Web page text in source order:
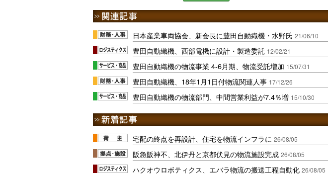
日本産業車両協会、新会長に豊田自動織機・水野氏 21/06/10
豊田自動織機、西部電機に設計・製造委託 12/02/21
豊田自動織機の物流事業 4-6月期、物流受託増加 15/07/31
豊田自動織機、18年1月1日付物流関連人事 17/12/26
豊田自動織機の物流部門、中間営業利益が7.4％増 15/10/30
宅配の終点を再設計、住宅を物流インフラに 26/08/05
阪急阪神不、北伊丹と京都伏見の物流施設完成 26/08/05
ハクオウロボティクス、エバラ物流の搬送工程自動化 26/08/05